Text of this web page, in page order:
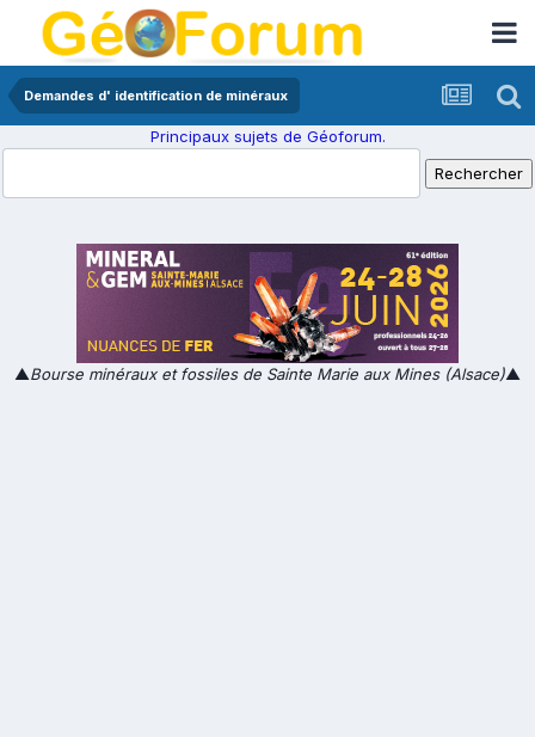
Demandes d' identification de minéraux
Principaux sujets de Géoforum.
▲Bourse minéraux et fossiles de Sainte Marie aux Mines (Alsace)▲